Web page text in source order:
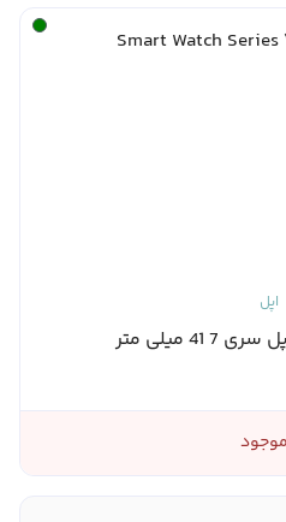
اپل
میلی متر